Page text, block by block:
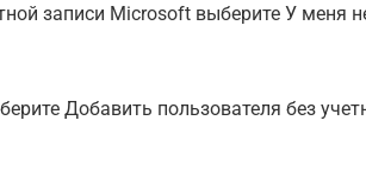
записи Microsoft выберите У меня
Добавить пользователя без